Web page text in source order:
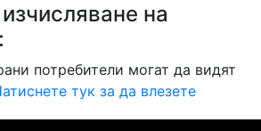
на
потребители могат да видят
тук за да влезете